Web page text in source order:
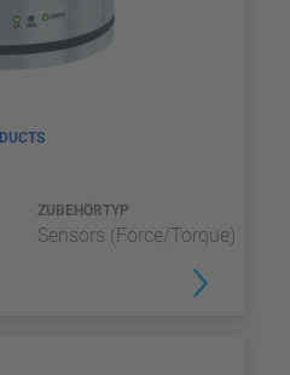
ZUBEHÖRTYP
Sensors (Force/Torque)